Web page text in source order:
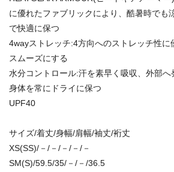
に優れたファブリックにより、酷暑時でも
で快適に保つ
4wayストレッチ:4方向へのストレッチ性に
スムーズにする
水分コントロール:汗を素早く吸収、外部
身体を常にドライに保つ
UPF40
サイズ/着丈/身幅/肩幅/袖丈/裄丈
XS(SS)/－/－/－/－/－
SM(S)/59.5/35/－/－/36.5